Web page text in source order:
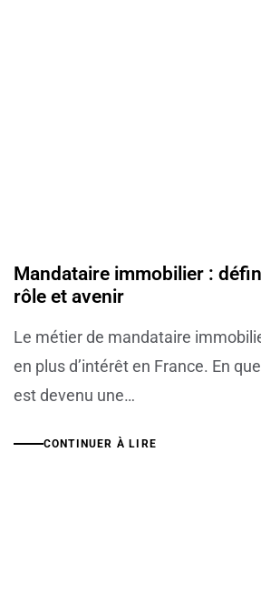
Mandataire immobilier :
rôle et avenir
Le métier de mandataire
en plus d’intérêt en France. En
est devenu une…
CONTINUER À LIRE